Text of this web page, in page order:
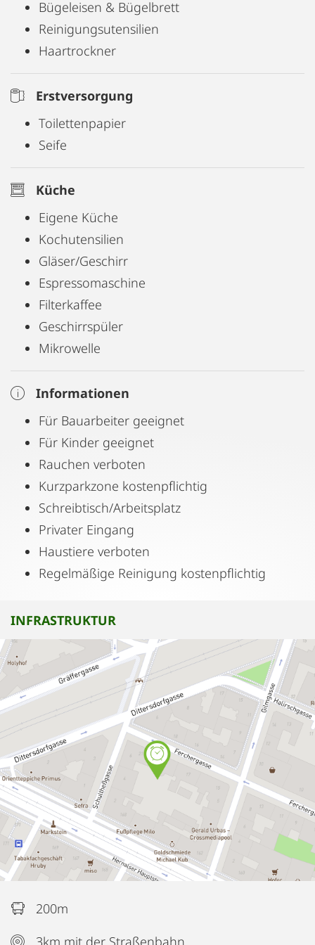
Rauchen und Haustiere sind in der Wohnung
kostenpflichtig. Regelmäßige Reinigung kann
Bügeleisen & Bügelbrett
Reinigungsutensilien
Haartrockner
Erstversorgung
Toilettenpapier
Seife
Küche
Eigene Küche
Kochutensilien
Gläser/Geschirr
Espressomaschine
Filterkaffee
Geschirrspüler
Mikrowelle
Informationen
Für Bauarbeiter geeignet
Für Kinder geeignet
Rauchen verboten
Kurzparkzone kostenpflichtig
Schreibtisch/Arbeitsplatz
Privater Eingang
Haustiere verboten
Regelmäßige Reinigung kostenpflichtig
INFRASTRUKTUR
200m
3km mit der Straßenbahn